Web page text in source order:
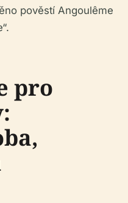
pověstí Angoulême
pro